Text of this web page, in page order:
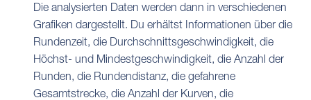
Die analysierten Daten werden dann in verschiedenen
Grafiken dargestellt. Du erhältst Informationen über die
Rundenzeit, die Durchschnittsgeschwindigkeit, die
Höchst- und Mindestgeschwindigkeit, die Anzahl der
Runden, die Rundendistanz, die gefahrene
Gesamtstrecke, die Anzahl der Kurven, die